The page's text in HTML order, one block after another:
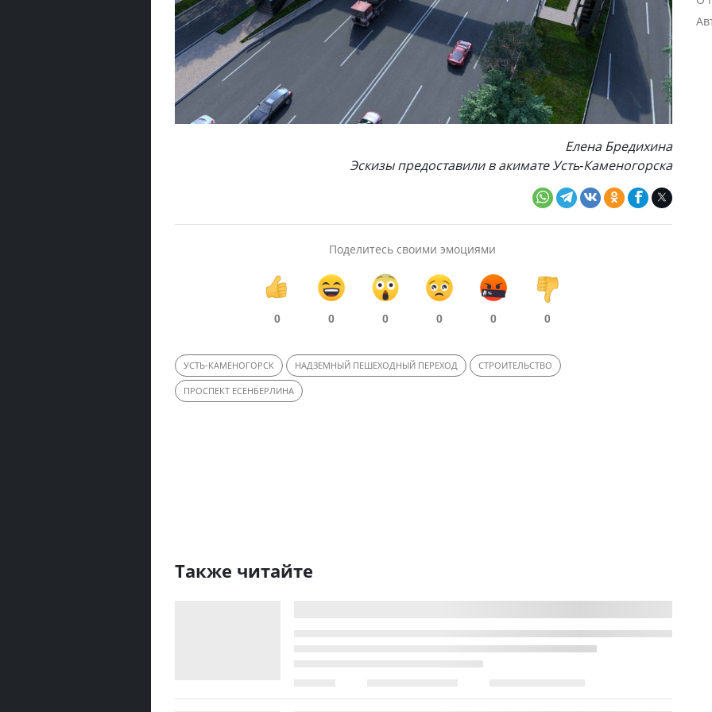
Елена Бредихина
Эскизы предоставили в акимате Усть-Каменогорска
Поделитесь своими эмоциями
0 0 0 0 0 0
УСТЬ-КАМЕНОГОРСК НАДЗЕМНЫЙ ПЕШЕХОДНЫЙ ПЕРЕХОД СТРОИТЕЛЬСТВО
ПРОСПЕКТ ЕСЕНБЕРЛИНА
Также читайте